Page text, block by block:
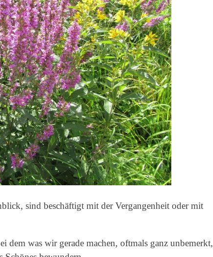
sind beschäftigt mit der Vergangenheit oder mit
dem was wir gerade machen, oftmals ganz unbemerkt,